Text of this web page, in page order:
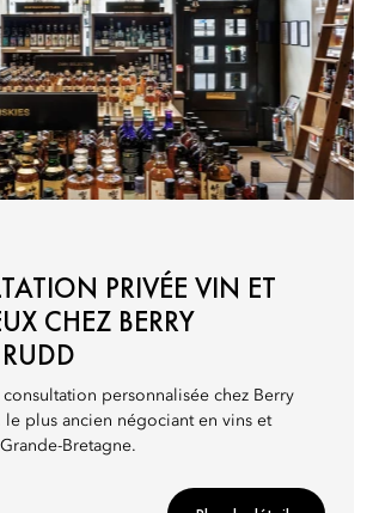
PRIVÉE VIN ET
CHEZ BERRY
consultation personnalisée chez Berry
le plus ancien négociant en vins et
Bretagne.